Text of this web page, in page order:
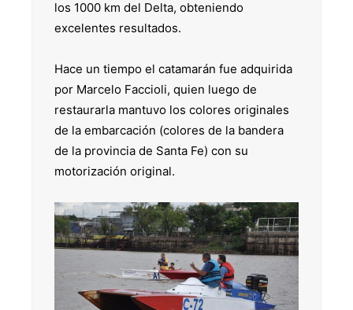
los 1000 km del Delta, obteniendo
excelentes resultados.
Hace un tiempo el catamarán fue adquirida
por Marcelo Faccioli, quien luego de
restaurarla mantuvo los colores originales
de la embarcación (colores de la bandera
de la provincia de Santa Fe) con su
motorización original.